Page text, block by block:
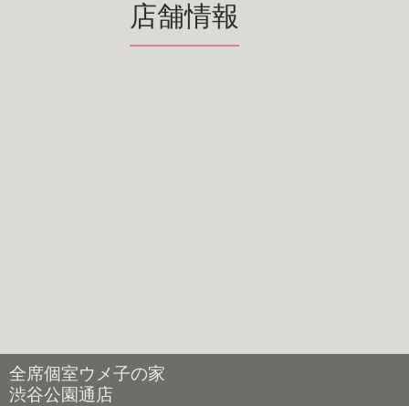
店舗情報
全席個室ウメ子の家
渋谷公園通店